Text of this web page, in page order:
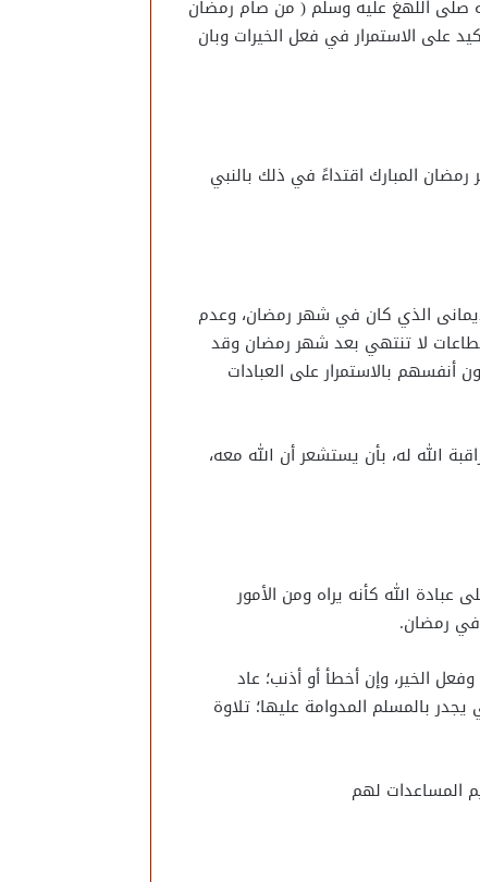
صلى اللهغ عليه وسلم ( من صام رمضان
على الاستمرار في فعل الخيرات وبان
المبارك اقتداءً في ذلك بالنبي
الذي كان في شهر رمضان، وعدم
لا تنتهي بعد شهر رمضان وقد
بالاستمرار على العبادات
الله له، بأن يستشعر أن الله معه،
الله كأنه يراه ومن الأمور
في رمضان.
الخير، وإن أخطأ أو أذنب؛ عاد
بالمسلم المدوامة عليها؛ تلاوة
المساعدات لهم